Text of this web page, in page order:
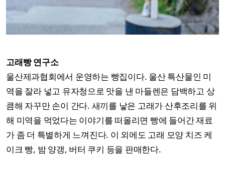
고래빵 연구소
울산제과협회에서 운영하는 빵집이다. 울산 특산물인 미
역을 잘라 넣고 유자청으로 맛을 낸 마들렌은 담백하고 상
큼해 자꾸만 손이 간다. 새끼를 낳은 고래가 산후조리를 위
해 미역을 먹었다는 이야기를 떠올리면 빵에 들어간 재료
가 좀 더 특별하게 느껴진다. 이 외에도 고래 모양 치즈 케
이크 빵, 밤 양갱, 버터 쿠키 등을 판매한다.